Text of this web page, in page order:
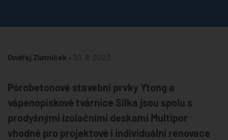
Ondřej Zlatníček • 30. 8. 2023
Pórobetonové stavební prvky Ytong a
vápenopískové tvárnice Silka jsou spolu s
prodyšnými izolačními deskami Multipor
vhodné pro projektové i individuální renovace